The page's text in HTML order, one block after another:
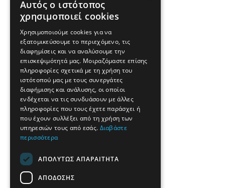
Αυτός ο ιστότοπος
χρησιμοποιεί cookies
Χρησιμοποιούμε cookies για να
εξατομικεύσουμε το περιεχόμενο, τις
διαφημίσεις και να αναλύσουμε την
επισκεψιμότητά μας. Μοιραζόμαστε επίσης
πληροφορίες σχετικά με τη χρήση του
ιστότοπού μας με τους συνεργάτες
διαφήμισης και ανάλυσης, οι οποίοι
ενδέχεται να τις συνδυάσουν με άλλες
πληροφορίες που τους έχετε παράσχει ή
που έχουν συλλέξει από τη χρήση των
υπηρεσιών τους από εσάς. Διαβάστε
περισσότερα
ΑΠΟΛΎΤΩΣ ΑΠΑΡΑΊΤΗΤΑ
ΑΠΌΔΟΣΗΣ